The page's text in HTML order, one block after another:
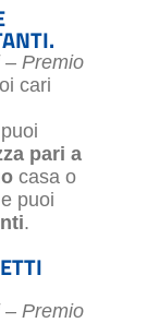
– Premio
cari
pari a
casa o
puoi
.
– Premio